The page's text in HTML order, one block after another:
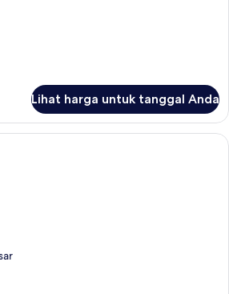
Lihat harga untuk tanggal Anda
Vila Keluarga | Meja kerja, ruang